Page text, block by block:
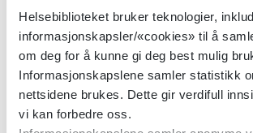
Helsebiblioteket bruker teknologier,
informasjonskapsler/«cookies» til å
om deg for å kunne gi deg best mulig
Informasjonskapslene samler statistikk
nettsidene brukes. Dette gir verdifull
vi kan forbedre oss.
Publisert 20. april 2022
Klikk her for å se videoen.